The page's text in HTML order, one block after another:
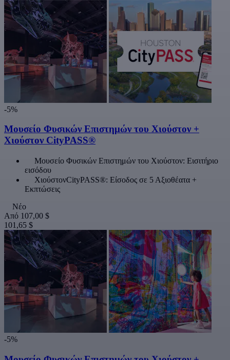
-5%
Μουσείο Φυσικών Επιστημών του Χιούστον +
Χιούστον CityPASS®
Μουσείο Φυσικών Επιστημών του Χιούστον: Εισιτήριο
εισόδου
ΧιούστονCityPASS®: Είσοδος σε 5 Αξιοθέατα +
Εκπτώσεις
Νέο
Από 107,00 $
101,65 $
-5%